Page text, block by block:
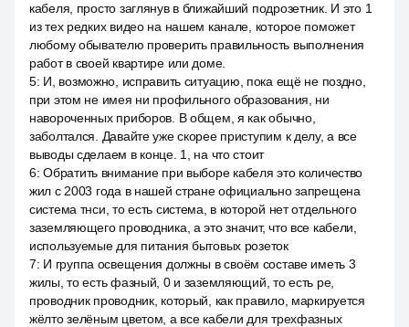
кабеля, просто заглянув в ближайший подрозетник. И это 1
из тех редких видео на нашем канале, которое поможет
любому обывателю проверить правильность выполнения
работ в своей квартире или доме.
5: И, возможно, исправить ситуацию, пока ещё не поздно,
при этом не имея ни профильного образования, ни
навороченных приборов. В общем, я как обычно,
заболтался. Давайте уже скорее приступим к делу, а все
выводы сделаем в конце. 1, на что стоит
6:Обратить внимание при выборе кабеля это количество
жил с 2003 года в нашей стране официально запрещена
система тнси, то есть система, в которой нет отдельного
заземляющего проводника, а это значит, что все кабели,
используемые для питания бытовых розеток
7: И группа освещения должны в своём составе иметь 3
жилы, то есть фазный, 0 и заземляющий, то есть pe,
проводник проводник, который, как правило, маркируется
жёлто зелёным цветом, а все кабели для трехфазных